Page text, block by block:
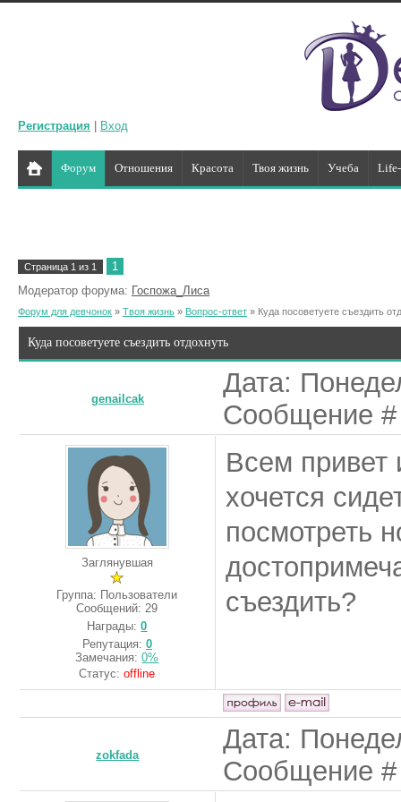
Регистрация Вход
Форум Отношения Красота Твоя жизнь Учеба
Страница 1 из 1
1
Модератор форума: Госпожа_Лиса
Форум для девчонок » Твоя жизнь » Вопрос-ответ » Куда посоветуете съездить
Куда посоветуете съездить отдохнуть
genailcak
Дата:
Сообщение
Заглянувшая
Группа: Пользователи
Сообщений: 29
Награды:0
Репутация: 0
Замечания:0%
Статус:offline
Всем привет
хочется
посмотреть
съездить?
zokfada
Дата:
Сообщение